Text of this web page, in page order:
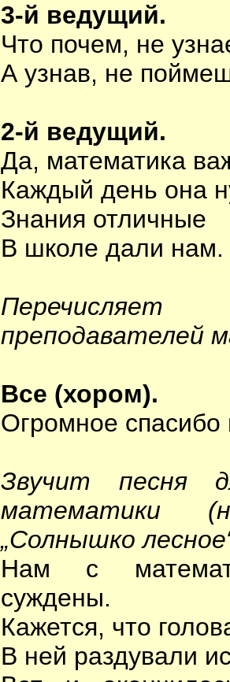
3-й ведущий.
Что почем, не
А узнав, не
2-й ведущий.
Да, математика
Каждый день она
Знания отличные
В школе дали нам.
преподавателей
Все (хором).
Огромное
Звучит песня
математики
„Солнышко
Нам с
суждены.
Кажется, что
В ней раздували